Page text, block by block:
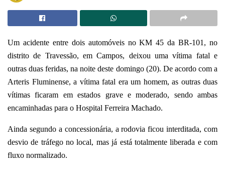
Um acidente entre dois automóveis no KM 45 da BR-101, no
distrito de Travessão, em Campos, deixou uma vítima fatal e
outras duas feridas, na noite deste domingo (20). De acordo com a
Arteris Fluminense, a vítima fatal era um homem, as outras duas
vítimas ficaram em estados grave e moderado, sendo ambas
encaminhadas para o Hospital Ferreira Machado.
Ainda segundo a concessionária, a rodovia ficou interditada, com
desvio de tráfego no local, mas já está totalmente liberada e com
fluxo normalizado.